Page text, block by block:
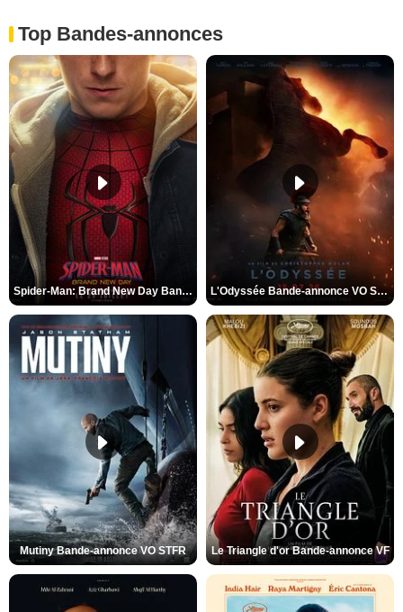
Top Bandes-annonces
Spider-Man: Brand New Day Bande-annonce VO STFR L'Odyssée Bande-annonce VO STFR
Mutiny Bande-annonce VO STFR Le Triangle d'or Bande-annonce VF